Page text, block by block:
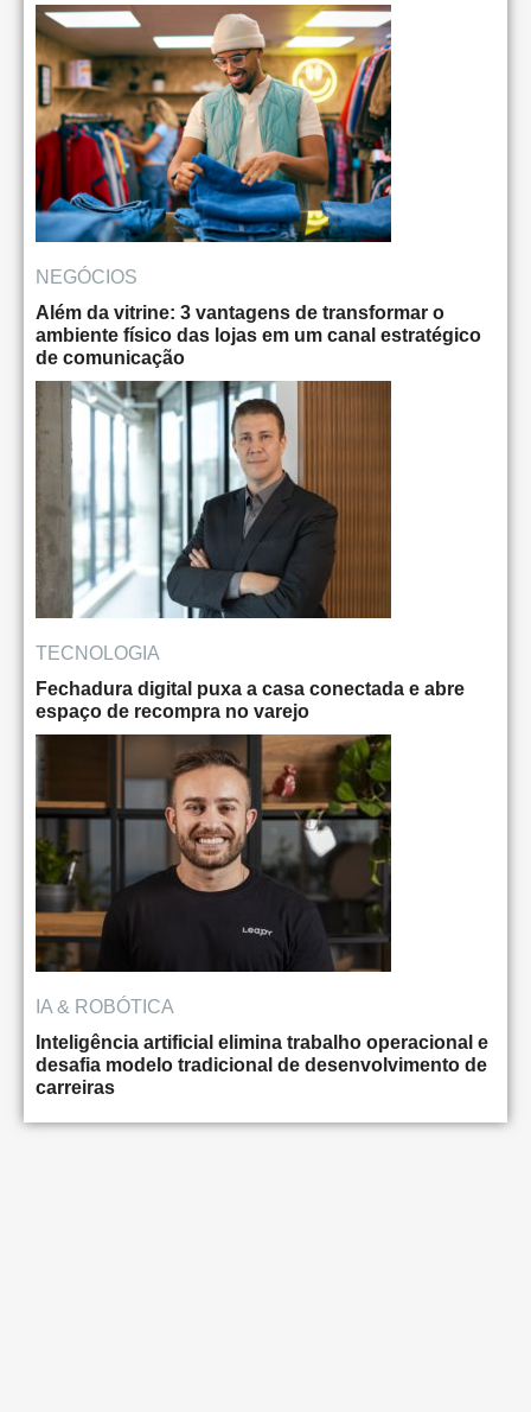
NEGÓCIOS
Além da vitrine: 3 vantagens de transformar o
ambiente físico das lojas em um canal estratégico
de comunicação
TECNOLOGIA
Fechadura digital puxa a casa conectada e abre
espaço de recompra no varejo
IA & ROBÓTICA
Inteligência artificial elimina trabalho operacional e
desafia modelo tradicional de desenvolvimento de
carreiras